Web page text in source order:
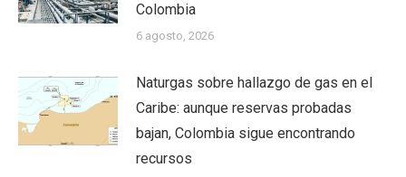
Colombia
6 agosto, 2026
Naturgas sobre hallazgo de gas en el
Caribe: aunque reservas probadas
bajan, Colombia sigue encontrando
recursos